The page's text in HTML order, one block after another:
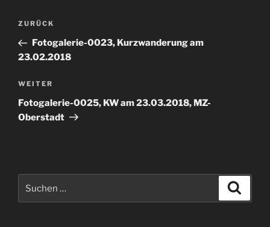
Beitragsnavigation
Vorheriger
Beitrag
ZURÜCK
Fotogalerie-0023, Kurzwanderung am
23.02.2018
Nächster
Beitrag
WEITER
Fotogalerie-0025, KW am 23.03.2018, MZ-
Oberstadt
nach: